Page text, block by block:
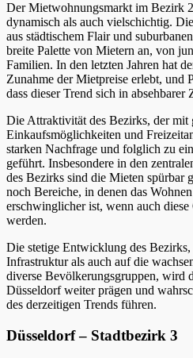
Der Mietwohnungsmarkt im Bezirk
dynamisch als auch vielschichtig.
aus städtischem Flair und
breite Palette von Mietern an, von
Familien. In den letzten Jahren hat
Zunahme der Mietpreise erlebt, und
dass dieser Trend sich in
Die Attraktivität des Bezirks, der mit
Einkaufsmöglichkeiten und
starken Nachfrage und folglich zu
geführt. Insbesondere in den
des Bezirks sind die Mieten spürbar
noch Bereiche, in denen das
erschwinglicher ist, wenn auch
werden.
Die stetige Entwicklung des
Infrastruktur als auch auf die
diverse Bevölkerungsgruppen, wird
Düsseldorf weiter prägen und
des derzeitigen Trends führen.
Düsseldorf – Stadtbezirk 3